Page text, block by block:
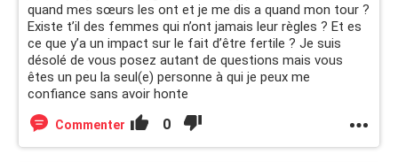
quand mes sœurs les ont et je me dis a quand mon tour ?
Existe t’il des femmes qui n’ont jamais leur règles ? Et es
ce que y’a un impact sur le fait d’être fertile ? Je suis
désolé de vous posez autant de questions mais vous
êtes un peu la seul(e) personne à qui je peux me
confiance sans avoir honte
Commenter 0